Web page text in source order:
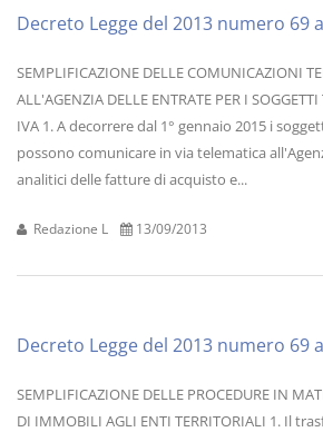
Decreto Legge del 2013 numero 69
SEMPLIFICAZIONE DELLE COMUNICAZIONI
ALL'AGENZIA DELLE ENTRATE PER I
IVA 1. A decorrere dal 1° gennaio 2015 i
possono comunicare in via telematica
analitici delle fatture di acquisto e...
Redazione L 13/09/2013
Decreto Legge del 2013 numero 69
SEMPLIFICAZIONE DELLE PROCEDURE IN
DI IMMOBILI AGLI ENTI TERRITORIALI 1. Il